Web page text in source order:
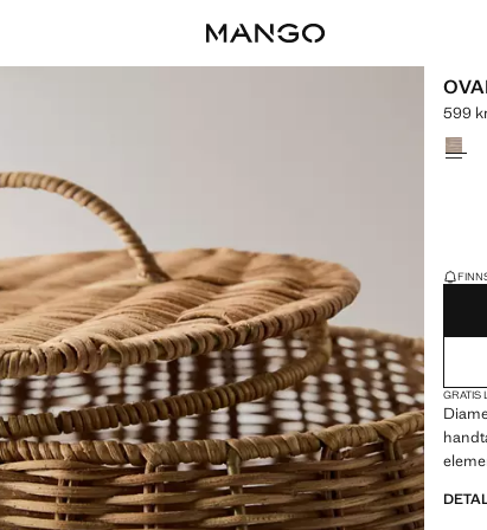
599
Välj en
SISTA
GRATIS